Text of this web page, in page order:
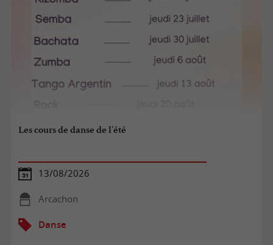
Les cours de danse de l'été
13/08/2026
Arcachon
Danse